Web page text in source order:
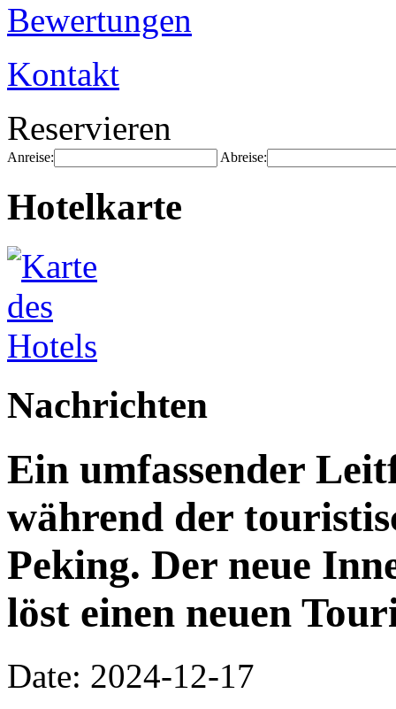
Bewertungen
Kontakt
Reservieren
Anreise: Abreise:
Hotelkarte
Nachrichten
Ein umfassender
während der
Peking. Der neue
löst einen neuen
Date: 2024-12-17